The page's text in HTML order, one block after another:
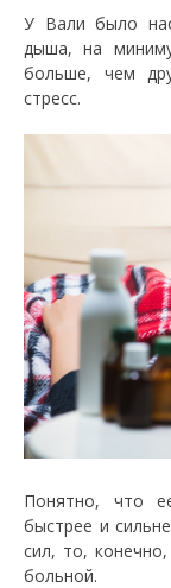
У Вали было
дыша, на
больше, чем
стресс.
Понятно, что
быстрее и
сил, то,
больной.